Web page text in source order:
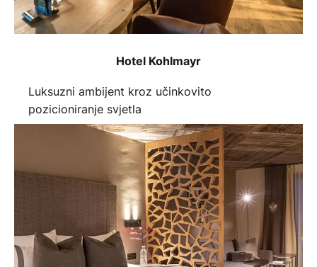
Hotel Kohlmayr
Luksuzni ambijent kroz učinkovito
pozicioniranje svjetla